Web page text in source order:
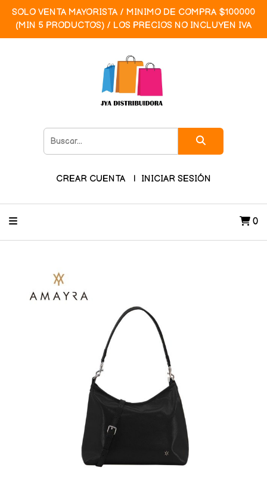
SOLO VENTA MAYORISTA / MINIMO DE COMPRA $100000
(MIN 5 PRODUCTOS) / LOS PRECIOS NO INCLUYEN IVA
CREAR CUENTA INICIAR SESIÓN
0